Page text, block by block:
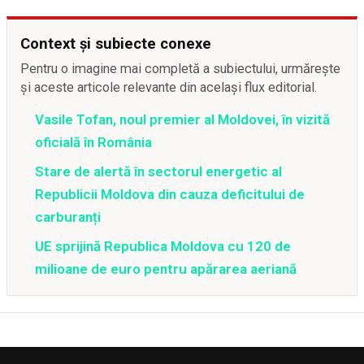
Context și subiecte conexe
Pentru o imagine mai completă a subiectului, urmărește
și aceste articole relevante din același flux editorial.
Vasile Tofan, noul premier al Moldovei, în vizită
oficială în România
Stare de alertă în sectorul energetic al
Republicii Moldova din cauza deficitului de
carburanți
UE sprijină Republica Moldova cu 120 de
milioane de euro pentru apărarea aeriană